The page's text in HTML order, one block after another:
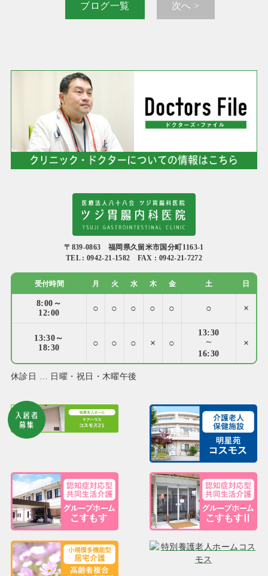
ブログ一覧
次へ >
〒839-0863 福岡県久留米市国分町1163-1
TEL : 0942-21-1582 FAX : 0942-21-7272
受付時間 月 火 水 木 金 土 日
8:00～
12:00
○ ○ ○ ○ ○ ○ ×
13:30～
18:30
○ ○ ○ × ○
13:30
～
16:30
×
休診日 … 日曜・祝日・木曜午後